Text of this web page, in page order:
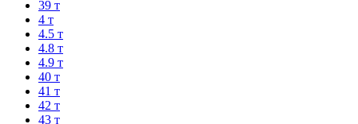
39 т
4 т
4.5 т
4.8 т
4.9 т
40 т
41 т
42 т
43 т